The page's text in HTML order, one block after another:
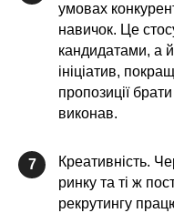
умовах
навичок. Це
кандидатами, а
ініціатив,
пропозиції
виконав.
7
Креативність.
ринку та ті ж
рекрутингу